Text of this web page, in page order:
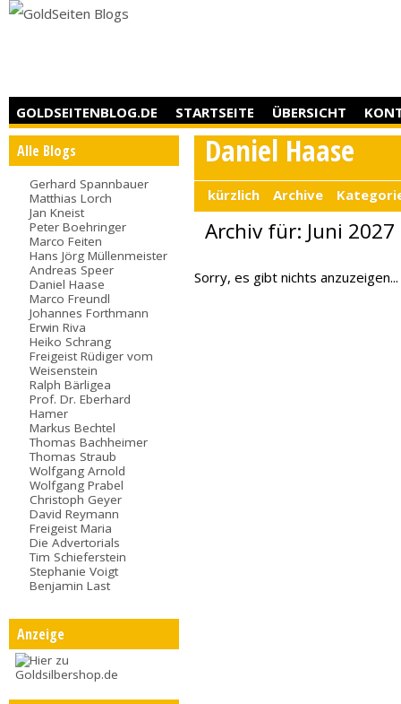
GOLDSEITENBLOG.DE STARTSEITE ÜBERSICHT
Alle Blogs
Gerhard Spannbauer
Matthias Lorch
Jan Kneist
Peter Boehringer
Marco Feiten
Hans Jörg Müllenmeister
Andreas Speer
Daniel Haase
Marco Freundl
Johannes Forthmann
Erwin Riva
Heiko Schrang
Freigeist Rüdiger vom
Weisenstein
Ralph Bärligea
Prof. Dr. Eberhard
Hamer
Markus Bechtel
Thomas Bachheimer
Thomas Straub
Wolfgang Arnold
Wolfgang Prabel
Christoph Geyer
David Reymann
Freigeist Maria
Die Advertorials
Tim Schieferstein
Stephanie Voigt
Benjamin Last
Anzeige
Daniel Haase
kürzlich Archive
Archiv für: Juni 2027
Sorry, es gibt nichts anzuzeigen...